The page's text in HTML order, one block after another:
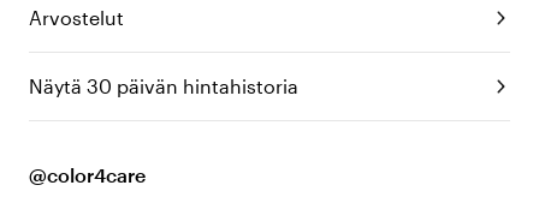
Arvostelut
Näytä 30 päivän hintahistoria
@color4care